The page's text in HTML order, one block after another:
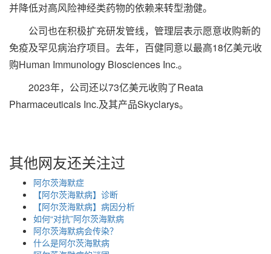
并降低对高风险神经类药物的依赖来转型渤健。
公司也在积极扩充研发管线，管理层表示愿意收购新的
免疫及罕见病治疗项目。去年，百健同意以最高18亿美元收
购Human Immunology Biosciences Inc.。
2023年，公司还以73亿美元收购了Reata
Pharmaceuticals Inc.及其产品Skyclarys。
其他网友还关注过
阿尔茨海默症
【阿尔茨海默病】诊断
【阿尔茨海默病】病因分析
如何“对抗”阿尔茨海默病
阿尔茨海默病会传染？
什么是阿尔茨海默病